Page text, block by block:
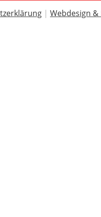
| Webdesign